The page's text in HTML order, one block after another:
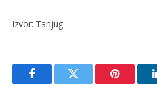
Izvor: Tanjug
FacebookTwitter Pinterest